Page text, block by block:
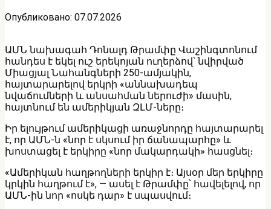
Опубликовано: 07.07.2026
ԱՄՆ նախագահ Դոնալդ Թրամփը Վաշինգտոնում
հանդես է եկել ուշ երեկոյան ուղերձով՝ նվիրված
Միացյալ Նահանգների 250-ամյակին,
հայտարարելով երկրի «աննախադեպ
նվաճումների և անսահման ներուժի» մասին,
հայտնում են ամերիկյան ԶԼՄ-ները։
Իր ելույթում ամերիկացի առաջնորդը հայտարարել
է, որ ԱՄՆ-ն «նոր է սկսում իր ճանապարհը» և
խոստացել է երկիրը «նոր մակարդակի» հասցնել։
«Ամերիկան հաղթողների երկիր է։ Այսօր մեր երկիրը
կրկին հաղթում է», — ասել է Թրամփը՝ հավելելով, որ
ԱՄՆ-ին նոր «ոսկե դար» է սպասվում։